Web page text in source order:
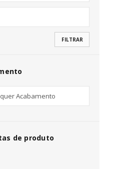
*
INICIAR SESSÃO
FILTRAR
de produto